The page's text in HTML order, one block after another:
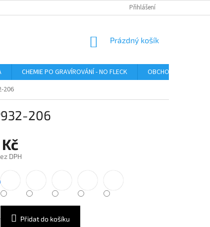
Přihlášení
NÁKUPNÍ
Prázdný košík
CHEMIE PO GRAVÍROVÁNÍ - NO FLECK
OBCHODNÍ
206
206
DPH
Přidat do košíku